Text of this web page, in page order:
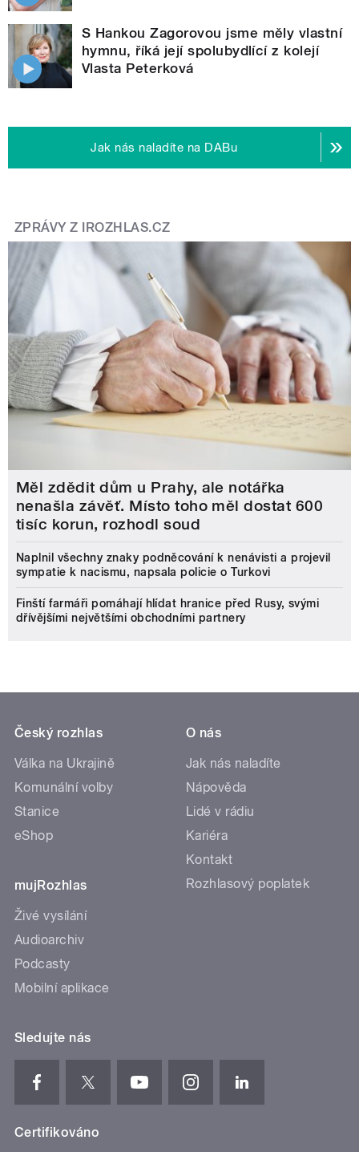
S Hankou Zagorovou jsme měly vlastní
hymnu, říká její spolubydlící z kolejí
Vlasta Peterková
Jak nás naladíte na DABu
ZPRÁVY Z IROZHLAS.CZ
Měl zdědit dům u Prahy, ale notářka
nenašla závěť. Místo toho měl dostat 600
tisíc korun, rozhodl soud
Naplnil všechny znaky podněcování k nenávisti a projevil
sympatie k nacismu, napsala policie o Turkovi
Finští farmáři pomáhají hlídat hranice před Rusy, svými
dřívějšími největšími obchodními partnery
Český rozhlas
Válka na Ukrajině
Komunální volby
Stanice
eShop
mujRozhlas
Živé vysílání
Audioarchiv
Podcasty
Mobilní aplikace
O nás
Jak nás naladíte
Nápověda
Lidé v rádiu
Kariéra
Kontakt
Rozhlasový poplatek
Sledujte nás
Certifikováno